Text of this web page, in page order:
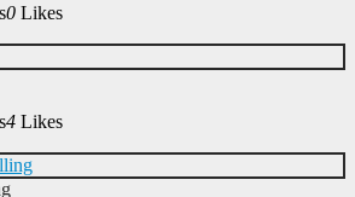
0 Likes
4 Likes